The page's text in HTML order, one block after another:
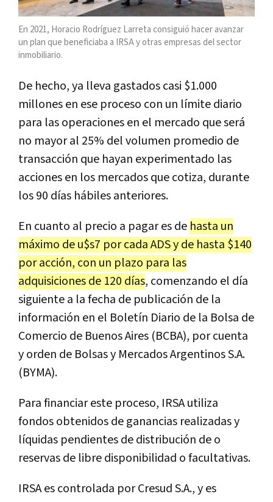
En 2021, Horacio Rodríguez Larreta consiguió hacer avanzar
un plan que beneficiaba a IRSA y otras empresas del sector
inmobiliario.
De hecho, ya lleva gastados casi $1.000
millones en ese proceso con un límite diario
para las operaciones en el mercado que será
no mayor al 25% del volumen promedio de
transacción que hayan experimentado las
acciones en los mercados que cotiza, durante
los 90 días hábiles anteriores.
En cuanto al precio a pagar es de hasta un
máximo de u$s7 por cada ADS y de hasta $140
por acción, con un plazo para las
adquisiciones de 120 días, comenzando el día
siguiente a la fecha de publicación de la
información en el Boletín Diario de la Bolsa de
Comercio de Buenos Aires (BCBA), por cuenta
y orden de Bolsas y Mercados Argentinos S.A.
(BYMA).
Para financiar este proceso, IRSA utiliza
fondos obtenidos de ganancias realizadas y
líquidas pendientes de distribución de o
reservas de libre disponibilidad o facultativas.
IRSA es controlada por Cresud S.A., y es